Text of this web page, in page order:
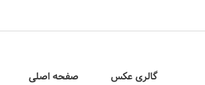
گالری عکس صفحه اصلی